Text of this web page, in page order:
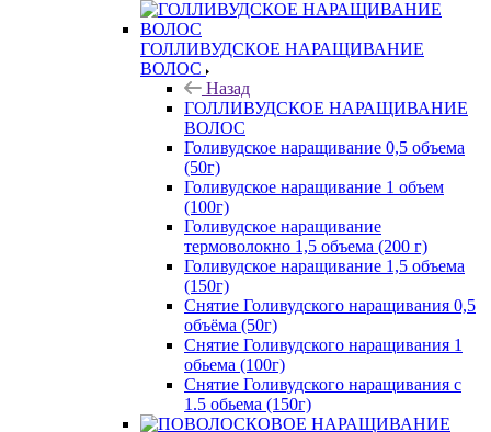
ГОЛЛИВУДСКОЕ НАРАЩИВАНИЕ
ВОЛОС
Назад
ГОЛЛИВУДСКОЕ НАРАЩИВАНИЕ
ВОЛОС
Голивудское наращивание 0,5 объема
(50г)
Голивудское наращивание 1 объем
(100г)
Голивудское наращивание
термоволокно 1,5 объема (200 г)
Голивудское наращивание 1,5 объема
(150г)
Снятие Голивудского наращивания 0,5
объёма (50г)
Снятие Голивудского наращивания 1
обьема (100г)
Снятие Голивудского наращивания с
1.5 обьема (150г)